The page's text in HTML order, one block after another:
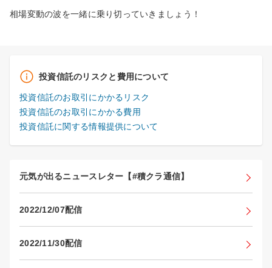
相場変動の波を一緒に乗り切っていきましょう！
投資信託のリスクと費用について
投資信託のお取引にかかるリスク
投資信託のお取引にかかる費用
投資信託に関する情報提供について
元気が出るニュースレター【#積クラ通信】
2022/12/07配信
2022/11/30配信